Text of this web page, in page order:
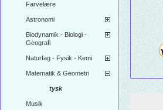
Farvelære
Astronomi
Biodynamik - Biologi -
Geografi
Naturfag - Fysik - Kemi
Matematik & Geometri
tysk
Musik